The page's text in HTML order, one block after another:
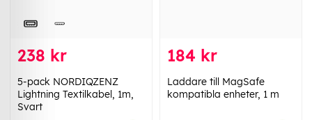
238 kr
5-pack NORDIQZENZ
Lightning Textilkabel, 1m,
Svart
184 kr
Laddare till MagSafe
kompatibla enheter, 1 m